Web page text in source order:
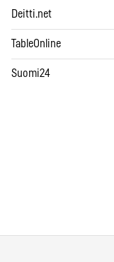
Deitti.net
TableOnline
Suomi24